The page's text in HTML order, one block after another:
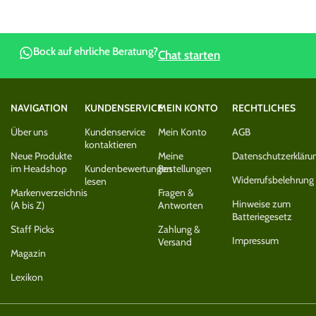
Bock auf ehrliche Beratung?Chat starten
NAVIGATION
Über uns
Neue Produkte
im Headshop
Markenverzeichnis
(A bis Z)
Staff Picks
Magazin
Lexikon
KUNDENSERVICE
Kundenservice
kontaktieren
Kundenbewertungen
lesen
MEIN KONTO
Mein Konto
Meine
Bestellungen
Fragen &
Antworten
Zahlung &
Versand
RECHTLICHES
AGB
Widerrufsbelehrung
Hinweise zum
Batteriegesetz
Impressum